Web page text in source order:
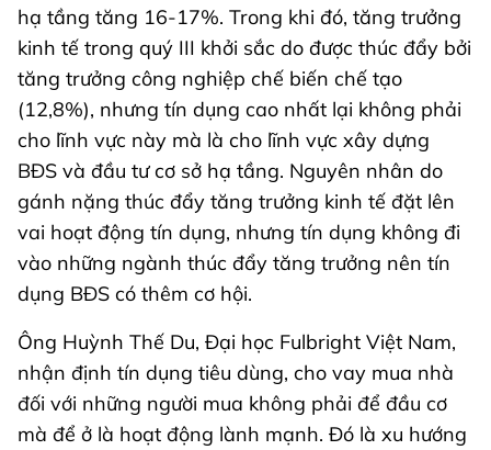
hạ tầng tăng 16-17%. Trong khi đó, tăng trưởng
kinh tế trong quý III khởi sắc do được thúc đẩy bởi
tăng trưởng công nghiệp chế biến chế tạo
(12,8%), nhưng tín dụng cao nhất lại không phải
cho lĩnh vực này mà là cho lĩnh vực xây dựng
BĐS và đầu tư cơ sở hạ tầng. Nguyên nhân do
gánh nặng thúc đẩy tăng trưởng kinh tế đặt lên
vai hoạt động tín dụng, nhưng tín dụng không đi
vào những ngành thúc đẩy tăng trưởng nên tín
dụng BĐS có thêm cơ hội.
Ông Huỳnh Thế Du, Đại học Fulbright Việt Nam,
nhận định tín dụng tiêu dùng, cho vay mua nhà
đối với những người mua không phải để đầu cơ
mà để ở là hoạt động lành mạnh. Đó là xu hướng